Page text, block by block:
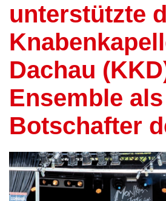
unterstützte
Dachau
Ensemble als
Botschafter